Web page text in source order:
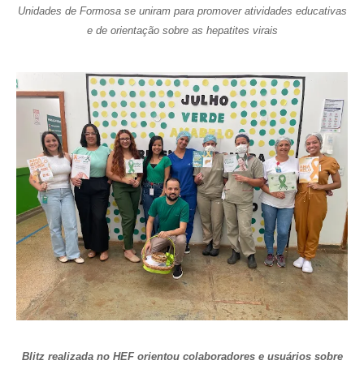
Unidades de Formosa se uniram para promover atividades educativas
e de orientação sobre as hepatites virais
Blitz realizada no HEF orientou colaboradores e usuários sobre